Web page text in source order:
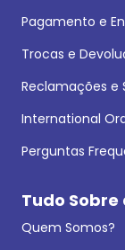
Pagamento e
Trocas e
Reclamações e
International
Perguntas
Tudo Sobre
Quem Somos?